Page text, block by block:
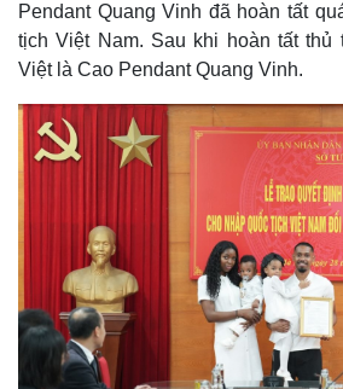
Pendant Quang Vinh đã hoàn tất
tịch Việt Nam. Sau khi hoàn tất thủ
Việt là Cao Pendant Quang Vinh.